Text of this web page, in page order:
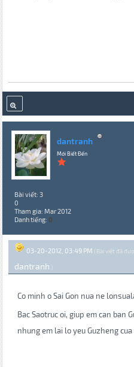
dantranh
Mới Biết Đến
Bài viết: 3
0
Tham gia: Mar 2012
Danh tiếng: 0
03-20-2012, 03:49 PM (Bài viết đã
dantranh .)
Co minh o Sai Gon nua ne
Bac Saotruc oi, giup em can ban
nhung em lai lo yeu Guzheng